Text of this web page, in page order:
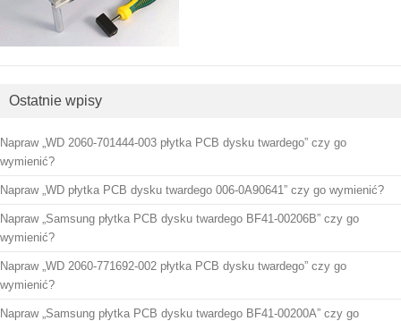
Ostatnie wpisy
Napraw „WD 2060-701444-003 płytka PCB dysku twardego” czy go
wymienić?
Napraw „WD płytka PCB dysku twardego 006-0A90641” czy go wymienić?
Napraw „Samsung płytka PCB dysku twardego BF41-00206B” czy go
wymienić?
Napraw „WD 2060-771692-002 płytka PCB dysku twardego” czy go
wymienić?
Napraw „Samsung płytka PCB dysku twardego BF41-00200A” czy go